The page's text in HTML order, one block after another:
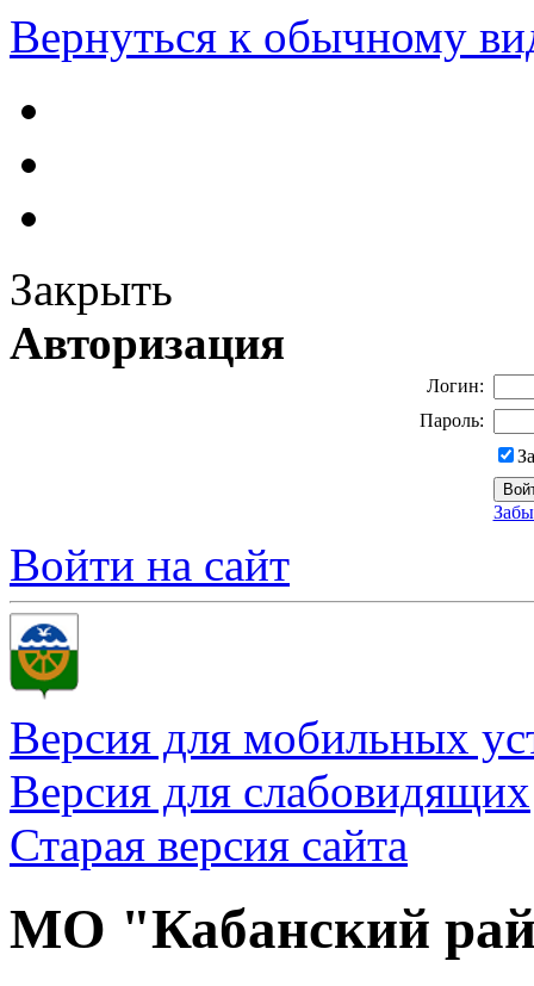
Вернуться к обычному
Закрыть
Авторизация
Логин:
Пароль:
Войти на сайт
Версия для мобильных
Версия для слабовидящих
Старая версия сайта
МО "Кабанский